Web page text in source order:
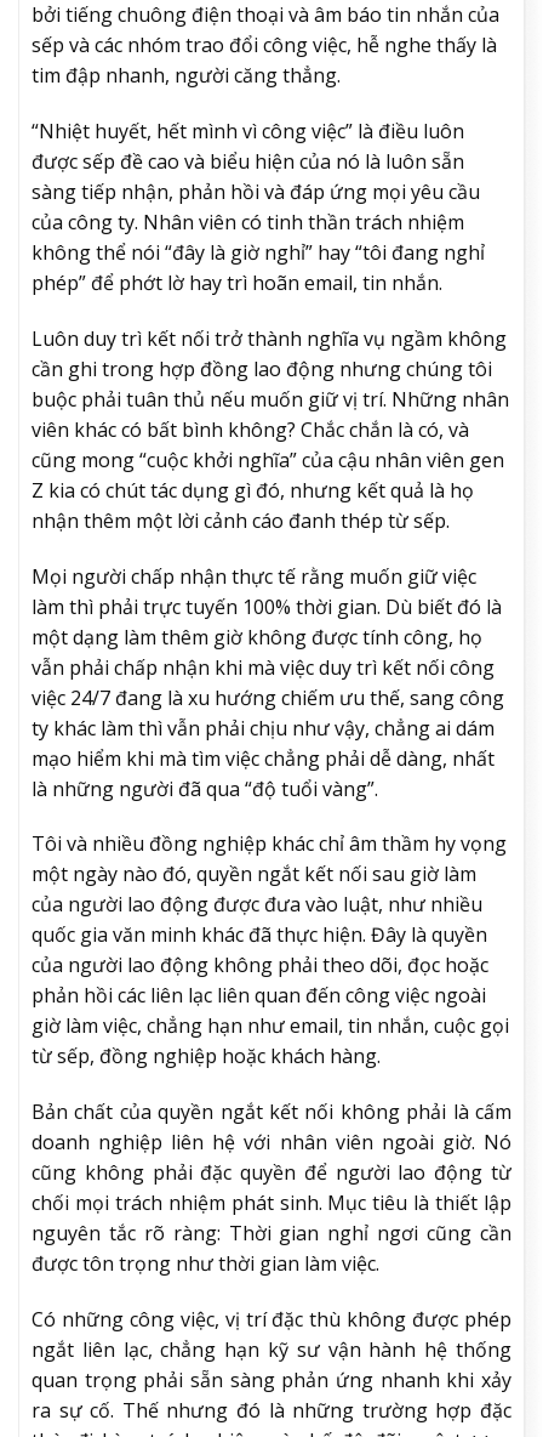
bởi tiếng chuông điện thoại và âm báo tin nhắn của
sếp và các nhóm trao đổi công việc, hễ nghe thấy là
tim đập nhanh, người căng thẳng.
“Nhiệt huyết, hết mình vì công việc” là điều luôn
được sếp đề cao và biểu hiện của nó là luôn sẵn
sàng tiếp nhận, phản hồi và đáp ứng mọi yêu cầu
của công ty. Nhân viên có tinh thần trách nhiệm
không thể nói “đây là giờ nghỉ” hay “tôi đang nghỉ
phép” để phớt lờ hay trì hoãn email, tin nhắn.
Luôn duy trì kết nối trở thành nghĩa vụ ngầm không
cần ghi trong hợp đồng lao động nhưng chúng tôi
buộc phải tuân thủ nếu muốn giữ vị trí. Những nhân
viên khác có bất bình không? Chắc chắn là có, và
cũng mong “cuộc khởi nghĩa” của cậu nhân viên gen
Z kia có chút tác dụng gì đó, nhưng kết quả là họ
nhận thêm một lời cảnh cáo đanh thép từ sếp.
Mọi người chấp nhận thực tế rằng muốn giữ việc
làm thì phải trực tuyến 100% thời gian. Dù biết đó là
một dạng làm thêm giờ không được tính công, họ
vẫn phải chấp nhận khi mà việc duy trì kết nối công
việc 24/7 đang là xu hướng chiếm ưu thế, sang công
ty khác làm thì vẫn phải chịu như vậy, chẳng ai dám
mạo hiểm khi mà tìm việc chẳng phải dễ dàng, nhất
là những người đã qua “độ tuổi vàng”.
Tôi và nhiều đồng nghiệp khác chỉ âm thầm hy vọng
một ngày nào đó, quyền ngắt kết nối sau giờ làm
của người lao động được đưa vào luật, như nhiều
quốc gia văn minh khác đã thực hiện. Đây là quyền
của người lao động không phải theo dõi, đọc hoặc
phản hồi các liên lạc liên quan đến công việc ngoài
giờ làm việc, chẳng hạn như email, tin nhắn, cuộc gọi
từ sếp, đồng nghiệp hoặc khách hàng.
Bản chất của quyền ngắt kết nối không phải là cấm
doanh nghiệp liên hệ với nhân viên ngoài giờ. Nó
cũng không phải đặc quyền để người lao động từ
chối mọi trách nhiệm phát sinh. Mục tiêu là thiết lập
nguyên tắc rõ ràng: Thời gian nghỉ ngơi cũng cần
được tôn trọng như thời gian làm việc.
Có những công việc, vị trí đặc thù không được phép
ngắt liên lạc, chẳng hạn kỹ sư vận hành hệ thống
quan trọng phải sẵn sàng phản ứng nhanh khi xảy
ra sự cố. Thế nhưng đó là những trường hợp đặc